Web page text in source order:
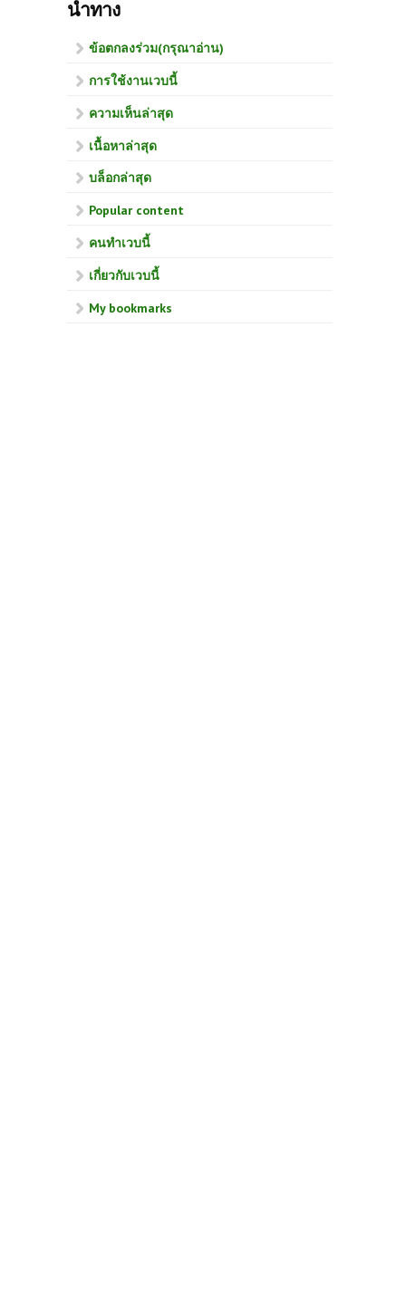
นำทาง
ข้อตกลงร่วม(กรุณาอ่าน)
การใช้งานเวบนี้
ความเห็นล่าสุด
เนื้อหาล่าสุด
บล็อกล่าสุด
Popular content
คนทำเวบนี้
เกี่ยวกับเวบนี้
My bookmarks